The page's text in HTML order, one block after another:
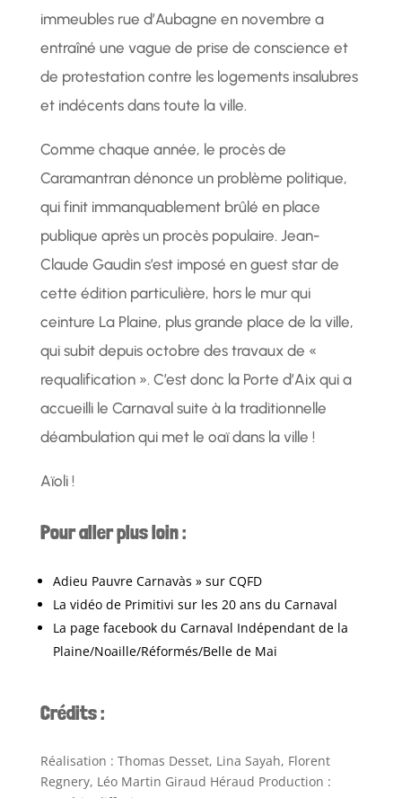
immeubles rue d’Aubagne en novembre a
entraîné une vague de prise de conscience et
de protestation contre les logements insalubres
et indécents dans toute la ville.
Comme chaque année, le procès de
Caramantran dénonce un problème politique,
qui finit immanquablement brûlé en place
publique après un procès populaire. Jean-
Claude Gaudin s’est imposé en guest star de
cette édition particulière, hors le mur qui
ceinture La Plaine, plus grande place de la ville,
qui subit depuis octobre des travaux de «
requalification ». C’est donc la Porte d’Aix qui a
accueilli le Carnaval suite à la traditionnelle
déambulation qui met le oaï dans la ville !
Aïoli !
Pour aller plus loin :
Adieu Pauvre Carnavàs » sur CQFD
La vidéo de Primitivi sur les 20 ans du Carnaval
La page facebook du Carnaval Indépendant de la
Plaine/Noaille/Réformés/Belle de Mai
Crédits :
Réalisation : Thomas Desset, Lina Sayah, Florent
Regnery, Léo Martin Giraud Héraud Production :